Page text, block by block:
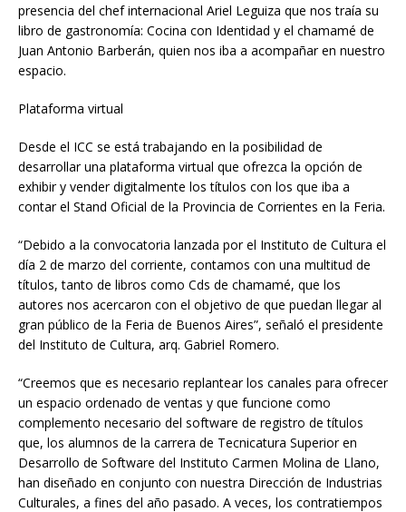
presencia del chef internacional Ariel Leguiza que nos traía su
libro de gastronomía: Cocina con Identidad y el chamamé de
Juan Antonio Barberán, quien nos iba a acompañar en nuestro
espacio.
Plataforma virtual
Desde el ICC se está trabajando en la posibilidad de
desarrollar una plataforma virtual que ofrezca la opción de
exhibir y vender digitalmente los títulos con los que iba a
contar el Stand Oficial de la Provincia de Corrientes en la Feria.
“Debido a la convocatoria lanzada por el Instituto de Cultura el
día 2 de marzo del corriente, contamos con una multitud de
títulos, tanto de libros como Cds de chamamé, que los
autores nos acercaron con el objetivo de que puedan llegar al
gran público de la Feria de Buenos Aires”, señaló el presidente
del Instituto de Cultura, arq. Gabriel Romero.
“Creemos que es necesario replantear los canales para ofrecer
un espacio ordenado de ventas y que funcione como
complemento necesario del software de registro de títulos
que, los alumnos de la carrera de Tecnicatura Superior en
Desarrollo de Software del Instituto Carmen Molina de Llano,
han diseñado en conjunto con nuestra Dirección de Industrias
Culturales, a fines del año pasado. A veces, los contratiempos